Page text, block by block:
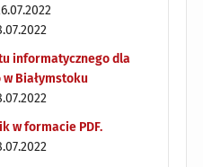
informatycznego dla
Białymstoku
w formacie PDF.